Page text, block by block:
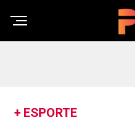
+ ESPORTE